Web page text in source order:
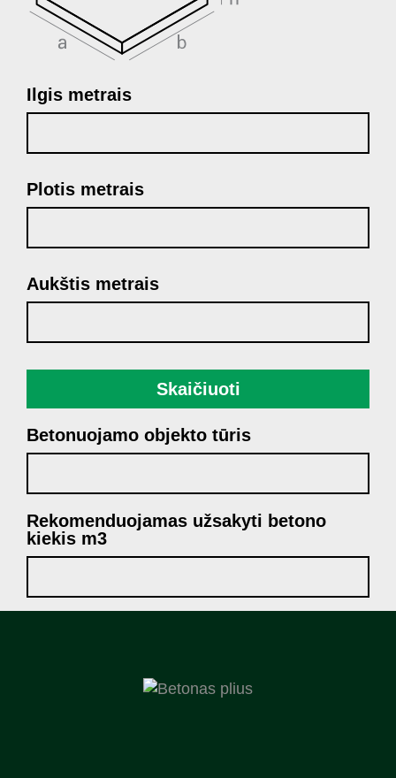
Ilgis metrais
Plotis metrais
Aukštis metrais
Skaičiuoti
Betonuojamo objekto tūris
Rekomenduojamas užsakyti betono
kiekis m3